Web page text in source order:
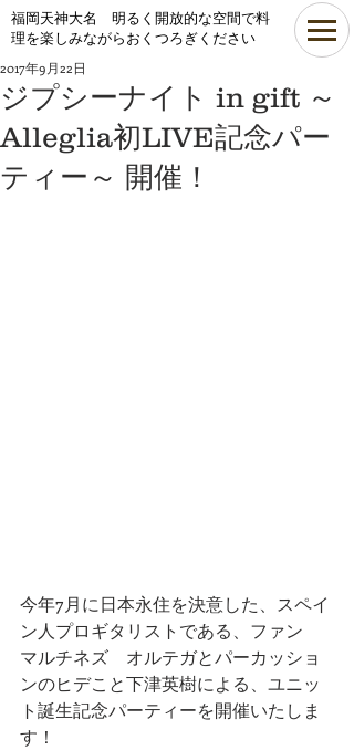
​福岡天神大名 明るく開放的な空間で料
理を楽しみながらおくつろぎください
ジプシーナイト in gift ～
Alleglia初LIVE記念パー
ティー～ 開催！
2017年9月22日
今年7月に日本永住を決意した、スペイ
ン人プロギタリストである、ファン
マルチネズ　オルテガとパーカッショ
ンのヒデこと下津英樹による、ユニッ
ト誕生記念パーティーを開催いたしま
す！